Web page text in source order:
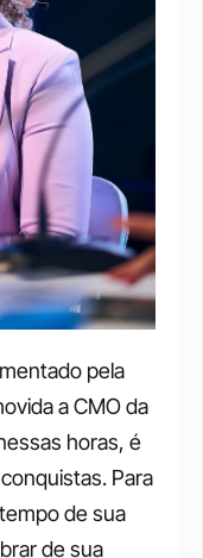
pela
a CMO da
horas, é
Para
de sua
de sua